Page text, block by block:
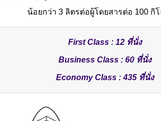
น้อยกว่า 3 ลิตรต่อผู้โดยสารต่อ 100 กิโ
First Class : 12 ที่นั่ง
Business Class : 60 ที่นั่ง
Economy Class : 435 ที่นั่ง